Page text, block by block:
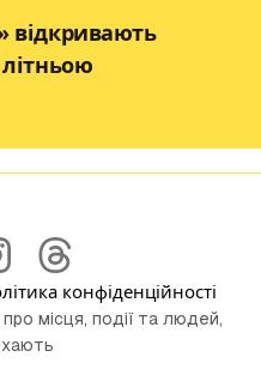
відкривають
літньою
конфіденційності
місця, події та людей,